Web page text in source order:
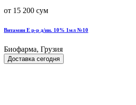
от 15 200 сум
Витамин Е р-р д/ин. 10% 1мл №10
Биофарма, Грузия
Доставка сегодня